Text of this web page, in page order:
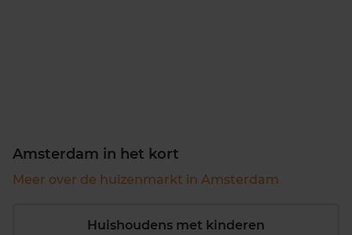
Amsterdam in het kort
Meer over de huizenmarkt in Amsterdam
Huishoudens met kinderen